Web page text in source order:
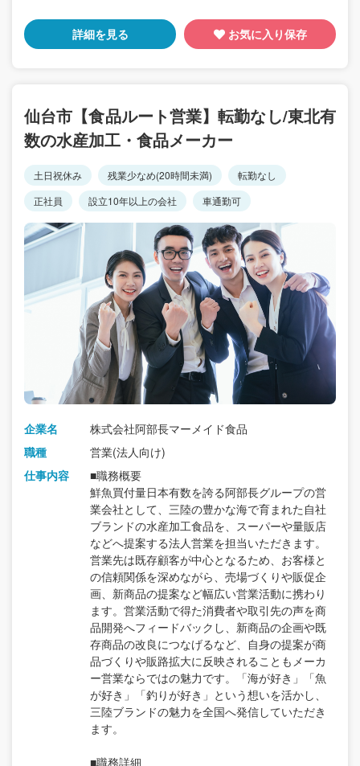
詳細を見る お気に入り保存
仙台市【食品ルート営業】転勤なし/東北有
数の水産加工・食品メーカー
土日祝休み 残業少なめ(20時間未満)
転勤なし
正社員
設立10年以上の会社 車通勤可
企業名
株式会社阿部長マーメイド食品
職種
営業(法人向け)
仕事内容
■職務概要
鮮魚買付量日本有数を誇る阿部長グループの営
業会社として、三陸の豊かな海で育まれた自社
ブランドの水産加工食品を、スーパーや量販店
などへ提案する法人営業を担当いただきます。
営業先は既存顧客が中心となるため、お客様と
の信頼関係を深めながら、売場づくりや販促企
画、新商品の提案など幅広い営業活動に携わり
ます。営業活動で得た消費者や取引先の声を商
品開発へフィードバックし、新商品の企画や既
存商品の改良につなげるなど、自身の提案が商
品づくりや販路拡大に反映されることもメーカ
ー営業ならではの魅力です。「海が好き」「魚
が好き」「釣りが好き」という想いを活かし、
三陸ブランドの魅力を全国へ発信していただき
ます。
■職務詳細